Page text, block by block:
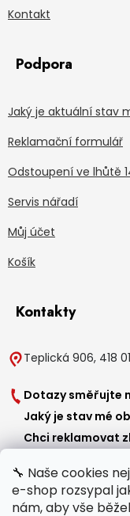
🔧 Naše cookies
e-shop rozsypal
nám, aby vše
Kontakt
Podpora
Jaký je aktuální stav
Reklamační formulář
Odstoupení ve lhůtě
Servis nářadí
Můj účet
Košík
Kontakty
Teplická 906, 418
Dotazy směřujte
Jaký je stav mé
Chci reklamovat
Provozní doba